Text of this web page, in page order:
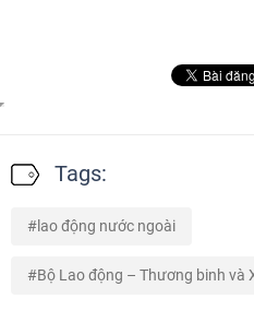
Tags:
lao động nước ngoài
Bộ Lao động – Thương binh và